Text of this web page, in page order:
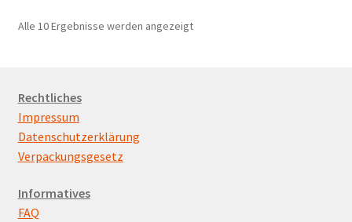
Alle 10 Ergebnisse werden angezeigtNach
Rechtliches
Impressum
Datenschutzerklärung
Verpackungsgesetz
Informatives
FAQ